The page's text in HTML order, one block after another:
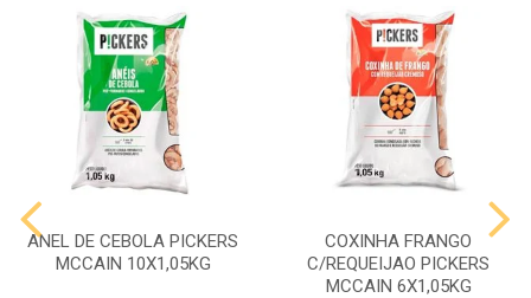
ANEL DE CEBOLA PICKERS
MCCAIN 10X1,05KG
COXINHA FRANGO
C/REQUEIJAO PICKERS
MCCAIN 6X1,05KG